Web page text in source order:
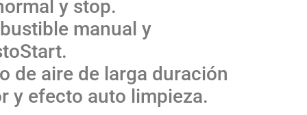
y stop.
manual y
de aire de larga duración
y efecto auto limpieza.